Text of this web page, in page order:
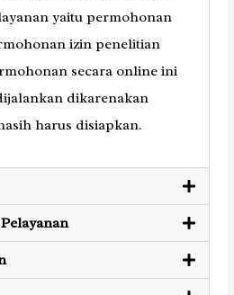
yaitu permohonan
izin penelitian
secara online ini
dikarenakan
harus disiapkan.